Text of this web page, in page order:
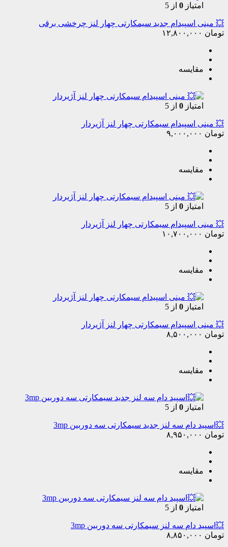
امتیاز 0 از 5
💥 مینی اسپیدام جدید سیمکارتی چهار لنز چرخشی برقی
تومان
مقایسه
امتیاز 0 از 5
💥 مینی اسپیدام سیمکارتی چهار لنز آژیردار
تومان
مقایسه
امتیاز 0 از 5
💥 مینی اسپیدام سیمکارتی چهار لنز آژیردار
تومان
مقایسه
امتیاز 0 از 5
💥 مینی اسپیدام سیمکارتی چهار لنز آژیردار
تومان
مقایسه
امتیاز 0 از 5
💥اسپید دام سه لنز جدید سیمکارتی سه دوربین 3mp
تومان
مقایسه
امتیاز 0 از 5
💥اسپید دام سه لنز سیمکارتی سه دوربین 3mp
تومان